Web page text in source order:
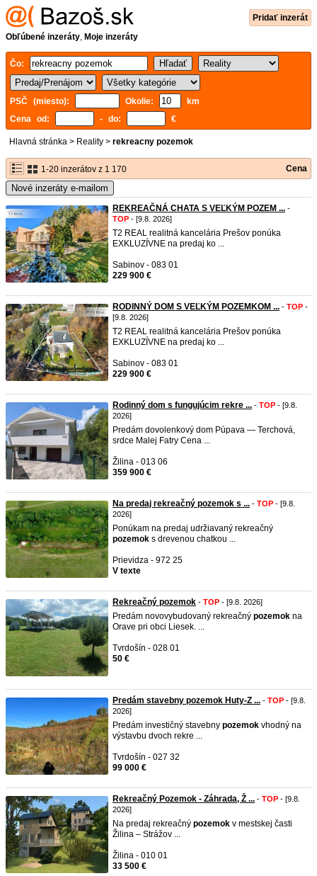
Pridať inzerát
Obľúbené inzeráty, Moje inzeráty
Čo:
PSČ (miesto): Okolie:
km
Cena od:
- do: €
Hlavná stránka > Reality > rekreacny pozemok
1-20 inzerátov z 1 170 Cena
Nové inzeráty e-mailom
REKREAČNÁ CHATA S VEĽKÝM POZEM ... -
TOP - [9.8. 2026]
T2 REAL realitná kancelária Prešov ponúka
EXKLUZÍVNE na predaj ko ...
Sabinov - 083 01
229 900 €
RODINNÝ DOM S VEĽKÝM POZEMKOM ... - TOP -
[9.8. 2026]
T2 REAL realitná kancelária Prešov ponúka
EXKLUZÍVNE na predaj ko ...
Sabinov - 083 01
229 900 €
Rodinný dom s fungujúcim rekre ... - TOP - [9.8.
2026]
Predám dovolenkový dom Púpava — Terchová,
srdce Malej Fatry Cena ...
Žilina - 013 06
359 900 €
Na predaj rekreačný pozemok s ... - TOP - [9.8.
2026]
Ponúkam na predaj udržiavaný rekreačný
pozemok s drevenou chatkou ...
Prievidza - 972 25
V texte
Rekreačný pozemok - TOP - [9.8. 2026]
Predám novovybudovaný rekreačný pozemok na
Orave pri obci Liesek. ...
Tvrdošín - 028 01
50 €
Predám stavebny pozemok Huty-Z ... - TOP - [9.8.
2026]
Predám investičný stavebny pozemok vhodný na
výstavbu dvoch rekre ...
Tvrdošín - 027 32
99 000 €
Rekreačný Pozemok - Záhrada, Ž ... - TOP - [9.8.
2026]
Na predaj rekreačný pozemok v mestskej časti
Žilina – Strážov ...
Žilina - 010 01
33 500 €